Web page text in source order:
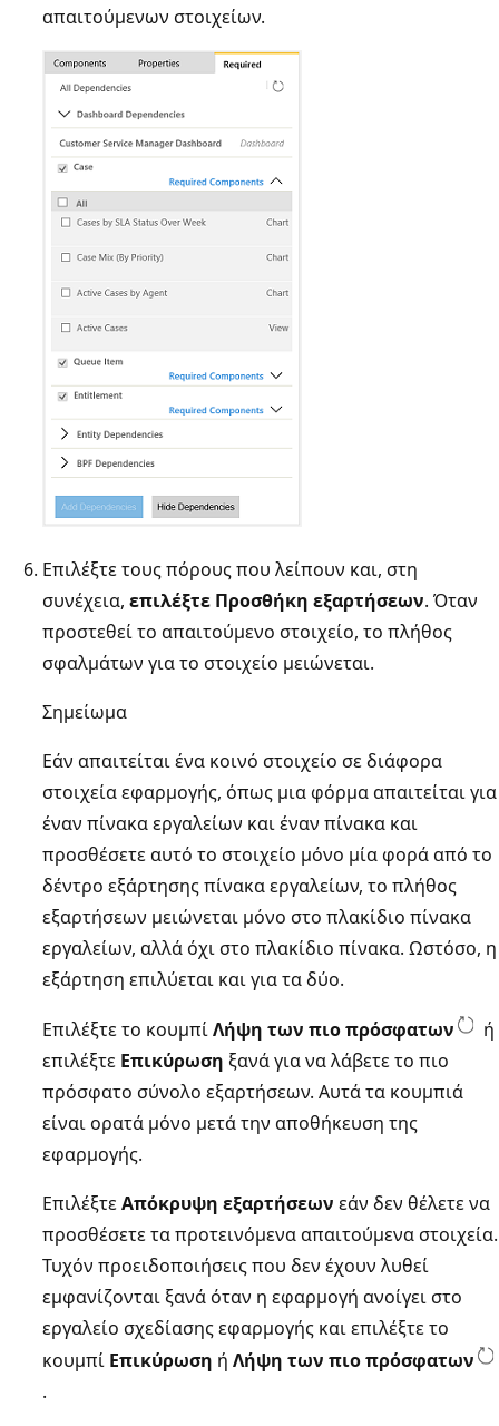
απαιτούμενων στοιχείων.
Επιλέξτε τους πόρους που λείπουν και, στη
συνέχεια, επιλέξτε Προσθήκη εξαρτήσεων. Όταν
προστεθεί το απαιτούμενο στοιχείο, το πλήθος
σφαλμάτων για το στοιχείο μειώνεται.
Σημείωμα
Εάν απαιτείται ένα κοινό στοιχείο σε διάφορα
στοιχεία εφαρμογής, όπως μια φόρμα απαιτείται για
έναν πίνακα εργαλείων και έναν πίνακα και
προσθέσετε αυτό το στοιχείο μόνο μία φορά από το
δέντρο εξάρτησης πίνακα εργαλείων, το πλήθος
εξαρτήσεων μειώνεται μόνο στο πλακίδιο πίνακα
εργαλείων, αλλά όχι στο πλακίδιο πίνακα. Ωστόσο, η
εξάρτηση επιλύεται και για τα δύο.
Επιλέξτε το κουμπίΛήψη των πιο πρόσφατων
ή
επιλέξτε Επικύρωση ξανά για να λάβετε το πιο
πρόσφατο σύνολο εξαρτήσεων. Αυτά τα κουμπιά
είναι ορατά μόνο μετά την αποθήκευση της
εφαρμογής.
ΕπιλέξτεΑπόκρυψη εξαρτήσεων εάν δεν θέλετε να
προσθέσετε τα προτεινόμενα απαιτούμενα στοιχεία.
Τυχόν προειδοποιήσεις που δεν έχουν λυθεί
εμφανίζονται ξανά όταν η εφαρμογή ανοίγει στο
εργαλείο σχεδίασης εφαρμογής και επιλέξτε το
κουμπί Επικύρωση ή Λήψη των πιο πρόσφατων
.